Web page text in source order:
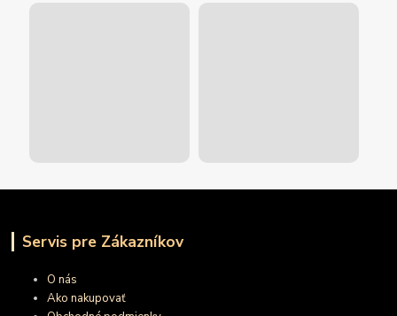
Servis pre Zákazníkov
O nás
Ako nakupovať